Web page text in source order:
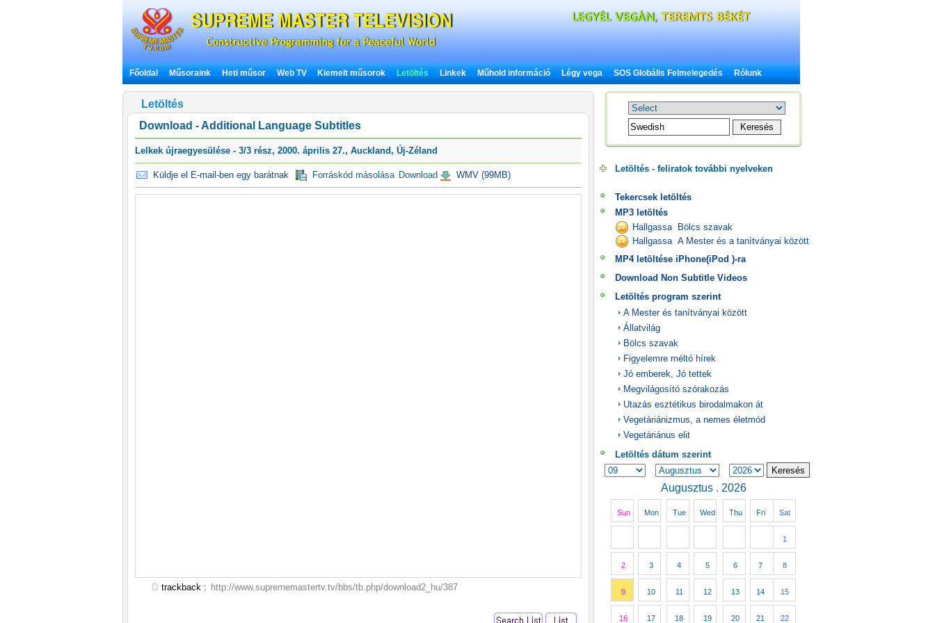
Főoldal Műsoraink Heti műsor Web TV Kiemelt műsorok Letöltés Linkek Műhold információ Légy vega SOS Globális Felmelegedés Rólunk
Letöltés
Download - Additional Language Subtitles
Lelkek újraegyesülése - 3/3 rész, 2000. április 27., Auckland, Új-Zéland
Küldje el E-mail-ben egy barátnak Forráskód másolása Download WMV (99MB)
trackback : http://www.suprememastertv.tv/bbs/tb.php/download2_hu/387
Letöltés - feliratok további nyelveken
Tekercsek letöltés
MP3 letöltés
Hallgassa Bölcs szavak
Hallgassa A Mester és a tanítványai között
MP4 letöltése iPhone(iPod )-ra
Download Non Subtitle Videos
Letöltés program szerint
A Mester és tanítványai között
Állatvilág
Bölcs szavak
Figyelemre méltó hírek
Jó emberek, Jó tettek
Megvilágosító szórakozás
Utazás esztétikus birodalmakon át
Vegetáriánizmus, a nemes életmód
Vegetáriánus elit
Letöltés dátum szerint
Augusztus . 2026
Sun Mon Tue Wed Thu Fri Sat
1
2 3 4 5 6 7 8
9 10 11 12 13 14 15
16 17 18 19 20 21 22